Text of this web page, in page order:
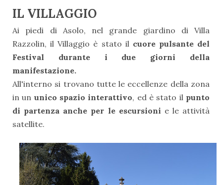
IL VILLAGGIO
Ai piedi di Asolo, nel grande giardino di Villa
Razzolin, il Villaggio è stato il cuore pulsante del
Festival durante i due giorni della
manifestazione.
All'interno si trovano tutte le eccellenze della zona
in un unico spazio interattivo, ed è stato il punto
di partenza anche per le escursioni e le attività
satellite.